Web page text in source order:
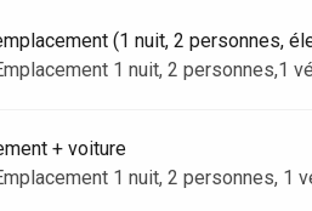
Val-de-Scie
(1 nuit, 2 personnes,
1 nuit, 2 personnes,1
+ voiture
1 nuit, 2 personnes, 1